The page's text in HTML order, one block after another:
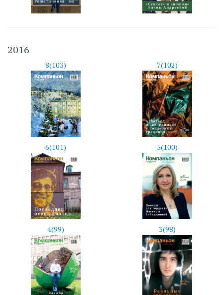
2016
8(103) 7(102)
6(101) 5(100)
4(99) 3(98)